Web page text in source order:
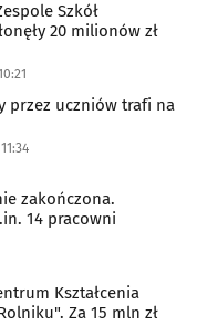
Szkół
20 milionów zł
przez uczniów trafi na
zakończona.
14 pracowni
Kształcenia
Za 15 mln zł